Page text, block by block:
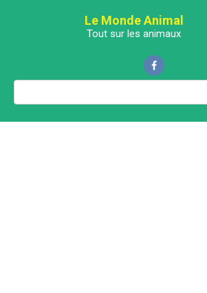
Le Monde Animal
Tout sur les animaux
Поиск: